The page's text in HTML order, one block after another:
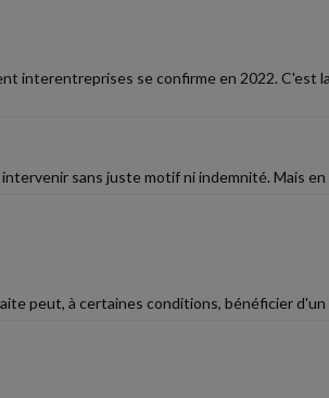
interentreprises se confirme en 2022. C'est
sans juste motif ni indemnité. Mais
peut, à certaines conditions, bénéficier